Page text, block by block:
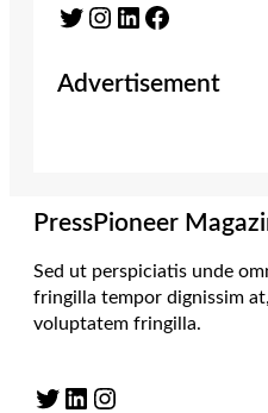
Twitter Instagram LinkedIn Facebook
Advertisement
PressPioneer
Sed ut perspiciatis unde
fringilla tempor dignissim
voluptatem fringilla.
Twitter LinkedIn Instagram